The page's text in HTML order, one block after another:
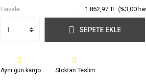
Havale
1.862,97 TL (%3,00
SEPETE EKLE
Aynı gün kargo Stoktan Teslim